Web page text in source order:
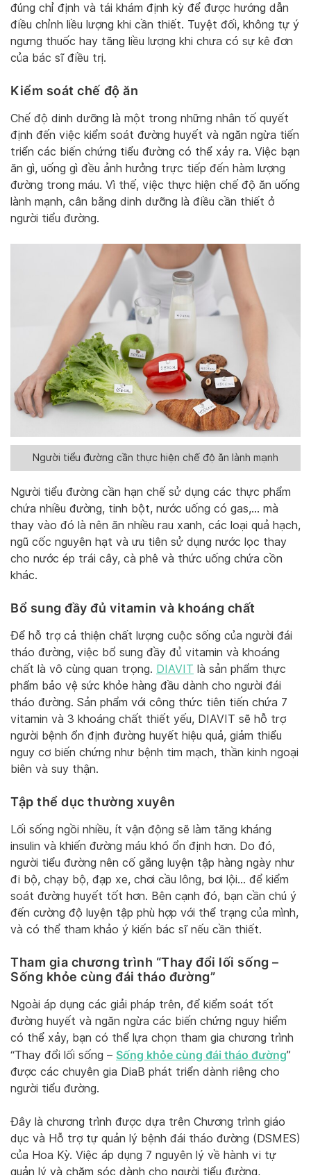
đúng chỉ định và tái khám định kỳ để được hướng dẫn
điều chỉnh liều lượng khi cần thiết. Tuyệt đối, không tự ý
ngưng thuốc hay tăng liều lượng khi chưa có sự kê đơn
của bác sĩ điều trị.
Kiểm soát chế độ ăn
Chế độ dinh dưỡng là một trong những nhân tố quyết
định đến việc kiểm soát đường huyết và ngăn ngừa tiến
triển các biến chứng tiểu đường có thể xảy ra. Việc bạn
ăn gì, uống gì đều ảnh hưởng trực tiếp đến hàm lượng
đường trong máu. Vì thế, việc thực hiện chế độ ăn uống
lành mạnh, cân bằng dinh dưỡng là điều cần thiết ở
người tiểu đường.
Người tiểu đường cần thực hiện chế độ ăn lành mạnh
Người tiểu đường cần hạn chế sử dụng các thực phẩm
chứa nhiều đường, tinh bột, nước uống có gas,… mà
thay vào đó là nên ăn nhiều rau xanh, các loại quả hạch,
ngũ cốc nguyên hạt và ưu tiên sử dụng nước lọc thay
cho nước ép trái cây, cà phê và thức uống chứa cồn
khác.
Bổ sung đầy đủ vitamin và khoáng chất
Để hỗ trợ cả thiện chất lượng cuộc sống của người đái
tháo đường, việc bổ sung đầy đủ vitamin và khoáng
chất là vô cùng quan trọng. DIAVIT là sản phẩm thực
phẩm bảo vệ sức khỏe hàng đầu dành cho người đái
tháo đường. Sản phẩm với công thức tiên tiến chứa 7
vitamin và 3 khoáng chất thiết yếu, DIAVIT sẽ hỗ trợ
người bệnh ổn định đường huyết hiệu quả, giảm thiểu
nguy cơ biến chứng như bệnh tim mạch, thần kinh ngoại
biên và suy thận.
Tập thể dục thường xuyên
Lối sống ngồi nhiều, ít vận động sẽ làm tăng kháng
insulin và khiến đường máu khó ổn định hơn. Do đó,
người tiểu đường nên cố gắng luyện tập hàng ngày như
đi bộ, chạy bộ, đạp xe, chơi cầu lông, bơi lội… để kiểm
soát đường huyết tốt hơn. Bên cạnh đó, bạn cần chú ý
đến cường độ luyện tập phù hợp với thể trạng của mình,
và có thể tham khảo ý kiến bác sĩ nếu cần thiết.
Tham gia chương trình “Thay đổi lối sống –
Sống khỏe cùng đái tháo đường”
Ngoài áp dụng các giải pháp trên, để kiểm soát tốt
đường huyết và ngăn ngừa các biến chứng nguy hiểm
có thể xảy, bạn có thể lựa chọn tham gia chương trình
“Thay đổi lối sống – Sống khỏe cùng đái tháo đường”
được các chuyên gia DiaB phát triển dành riêng cho
người tiểu đường.
Đây là chương trình được dựa trên Chương trình giáo
dục và Hỗ trợ tự quản lý bệnh đái tháo đường (DSMES)
của Hoa Kỳ. Việc áp dụng 7 nguyên lý về hành vi tự
quản lý và chăm sóc dành cho người tiểu đường,